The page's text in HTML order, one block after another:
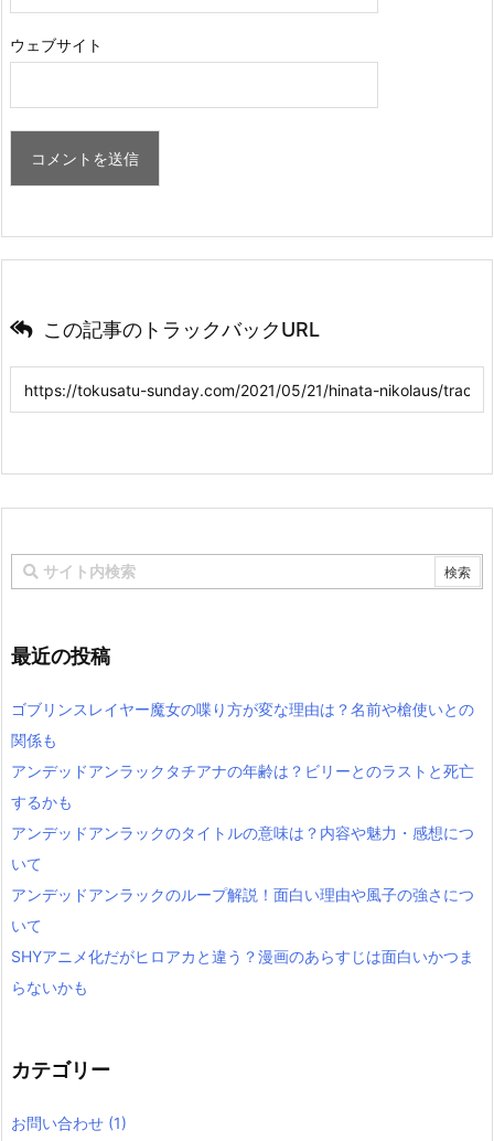
ウェブサイト
この記事のトラックバックURL
最近の投稿
ゴブリンスレイヤー魔女の喋り方が変な理由は？名前や槍使いとの
関係も
アンデッドアンラックタチアナの年齢は？ビリーとのラストと死亡
するかも
アンデッドアンラックのタイトルの意味は？内容や魅力・感想につ
いて
アンデッドアンラックのループ解説！面白い理由や風子の強さにつ
いて
SHYアニメ化だがヒロアカと違う？漫画のあらすじは面白いかつま
らないかも
カテゴリー
お問い合わせ (1)